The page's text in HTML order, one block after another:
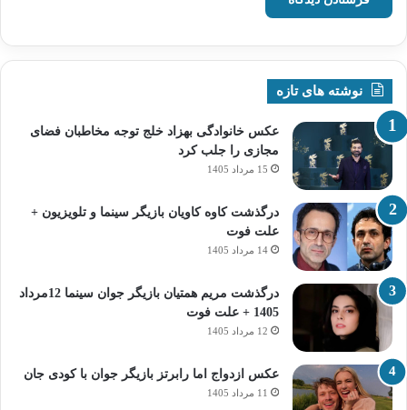
نوشته های تازه
عکس خانوادگی بهزاد خلج توجه مخاطبان فضای
مجازی را جلب کرد
15 مرداد 1405
درگذشت کاوه کاویان بازیگر سینما و تلویزیون +
علت فوت
14 مرداد 1405
درگذشت مریم همتیان بازیگر جوان سینما 12مرداد
1405 + علت فوت
12 مرداد 1405
عکس ازدواج اما رابرتز بازیگر جوان با کودی جان
11 مرداد 1405